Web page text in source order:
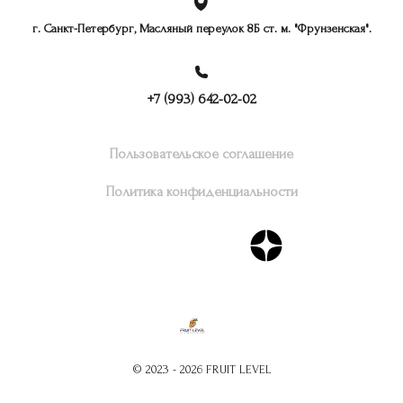
© 2023 - 2026 FRUIT LEVEL
г. Санкт-Петербург, Масляный переулок 8Б ст. м. "Фрунзенская".
+7 (993) 642-02-02
Пользовательское соглашение
Политика конфиденциальности